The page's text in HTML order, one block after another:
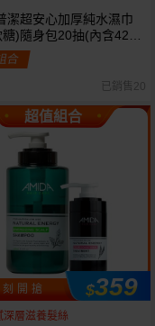
潔超安心加厚純水濕巾
)隨身包20抽(內含42包)
合
已銷售20
超值組合
刻 開 搶 $359
深層滋養髮絲